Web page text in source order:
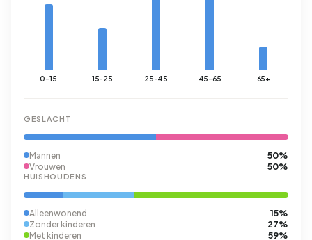
0-15 15-25 25-45 45-65 65+
GESLACHT
Mannen 50%
Vrouwen 50%
HUISHOUDENS
Alleenwonend 15%
Zonder kinderen 27%
Met kinderen 59%